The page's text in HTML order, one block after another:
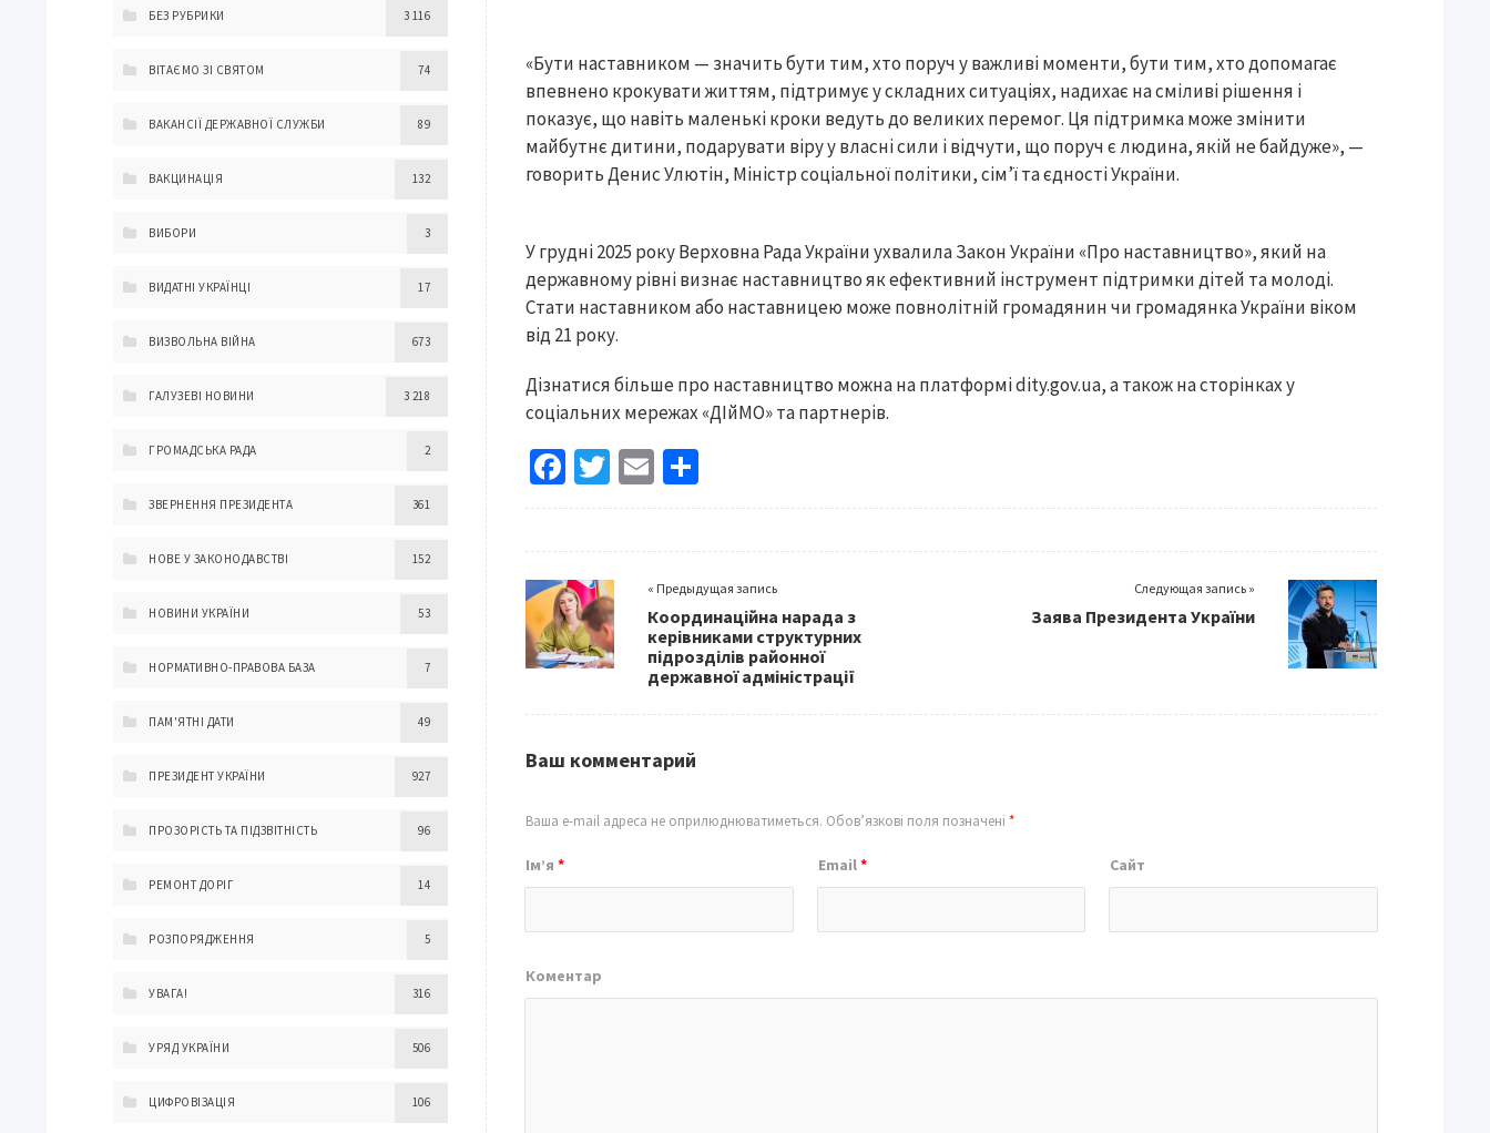
«Бути наставником — значить бути тим, хто поруч у важливі моменти, бути тим, хто допомагає
впевнено крокувати життям, підтримує у складних ситуаціях, надихає на сміливі рішення і
показує, що навіть маленькі кроки ведуть до великих перемог. Ця підтримка може змінити
майбутнє дитини, подарувати віру у власні сили і відчути, що поруч є людина, якій не байдуже», —
говорить Денис Улютін, Міністр соціальної політики, сім’ї та єдності України.
У грудні 2025 року Верховна Рада України ухвалила Закон України «Про наставництво», який на
державному рівні визнає наставництво як ефективний інструмент підтримки дітей та молоді.
Стати наставником або наставницею може повнолітній громадянин чи громадянка України віком
від 21 року.
Дізнатися більше про наставництво можна на платформі dity.gov.ua, а також на сторінках у
соціальних мережах «ДІйМО» та партнерів.
Fa
ce
o
o
k
T
wi
er
E
m
l
h
« Предыдущая запись
Координаційна нарада з
керівниками структурних
підрозділів районної
державної адміністрації
Следующая запись »
Заява Президента України
Ваш комментарий
Ваша e-mail адреса не оприлюднюватиметься. Обов’язкові поля позначені*
Ім’я* Email* Сайт
Коментар
БЕЗ РУБРИКИ 3 116
ВІТАЄМО ЗІ СВЯТОМ 74
ВАКАНСІЇ ДЕРЖАВНОЇ СЛУЖБИ 89
ВАКЦИНАЦІЯ 132
ВИБОРИ 3
ВИДАТНІ УКРАЇНЦІ 17
ВИЗВОЛЬНА ВІЙНА 673
ГАЛУЗЕВІ НОВИНИ 3 218
ГРОМАДСЬКА РАДА 2
ЗВЕРНЕННЯ ПРЕЗИДЕНТА 361
НОВЕ У ЗАКОНОДАВСТВІ 152
НОВИНИ УКРАЇНИ 53
НОРМАТИВНО-ПРАВОВА БАЗА 7
ПАМ'ЯТНІ ДАТИ 49
ПРЕЗИДЕНТ УКРАЇНИ 927
ПРОЗОРІСТЬ ТА ПІДЗВІТНІСТЬ 96
РЕМОНТ ДОРІГ 14
РОЗПОРЯДЖЕННЯ 5
УВАГА! 316
УРЯД УКРАЇНИ 506
ЦИФРОВІЗАЦІЯ 106